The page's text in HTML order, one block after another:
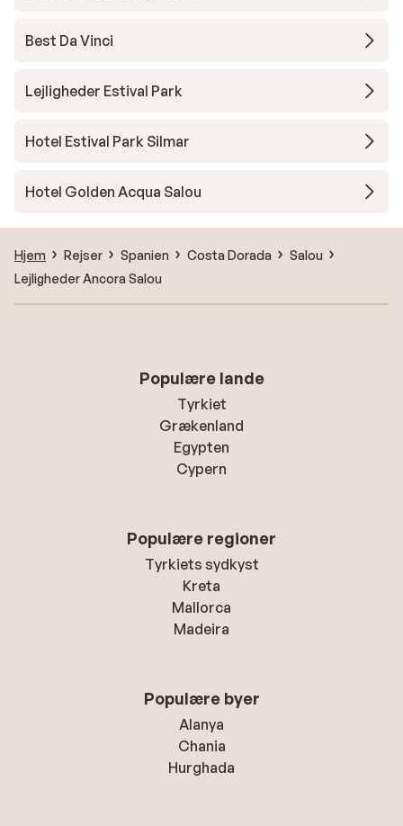
Best Da Vinci
Lejligheder Estival Park
Hotel Estival Park Silmar
Hotel Golden Acqua Salou
Hjem Rejser Spanien Costa Dorada
Salou
Lejligheder Ancora Salou
Populære lande
Tyrkiet
Grækenland
Egypten
Cypern
Populære regioner
Tyrkiets sydkyst
Kreta
Mallorca
Madeira
Populære byer
Alanya
Chania
Hurghada